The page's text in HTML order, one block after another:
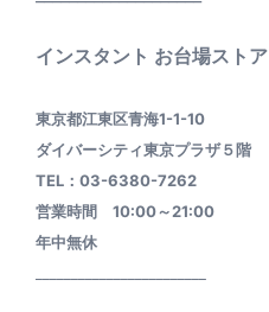
インスタント お台場ストア
東京都江東区青海1-1-10
ダイバーシティ東京プラザ５階
TEL：03-6380-7262
営業時間 10:00～21:00
年中無休